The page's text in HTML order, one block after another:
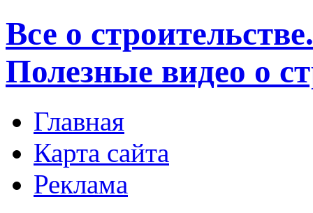
Все о
Полезные видео о
Главная
Карта сайта
Реклама